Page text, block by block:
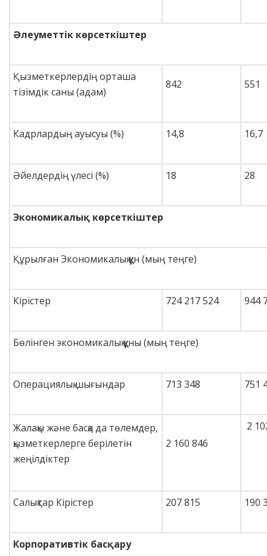
Әлеуметтік көрсеткіштер
Қызметкерлердің орташа
тізімдік саны (адам)
842 551
Кадрлардың ауысуы (%) 14,8 16,7
Әйелдердің үлесі (%) 18 28
Экономикалық көрсеткіштер
Құрылған Экономикалық құн (мың теңге)
Кірістер 724 217 524 944
Бөлінген экономикалық құны (мың теңге)
Операциялық шығындар 713 348 751
Жалақы және басқа да төлемдер,
қызметкерлерге берілетін
жеңілдіктер
2 160 846
2
Салықтар Кірістер 207 815 190
Корпоративтік басқару